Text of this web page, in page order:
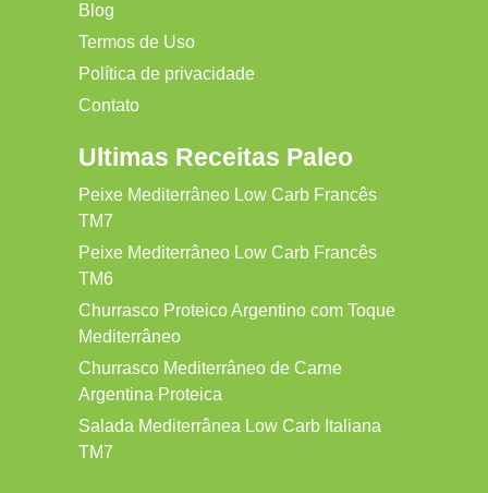
Blog
Termos de Uso
Política de privacidade
Contato
Ultimas Receitas Paleo
Peixe Mediterrâneo Low Carb Francês
TM7
Peixe Mediterrâneo Low Carb Francês
TM6
Churrasco Proteico Argentino com Toque
Mediterrâneo
Churrasco Mediterrâneo de Carne
Argentina Proteica
Salada Mediterrânea Low Carb Italiana
TM7